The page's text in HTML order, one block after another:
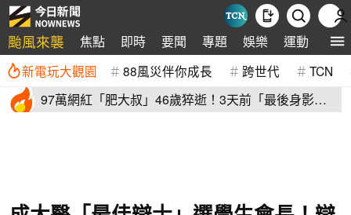
颱風來襲 焦點 即時 要聞 專題 娛樂 運動 全球
新電玩大觀園 88風災伴你成長 跨世代 TCN
97萬網紅「肥大叔」46歲猝逝！3天前「最後身影」